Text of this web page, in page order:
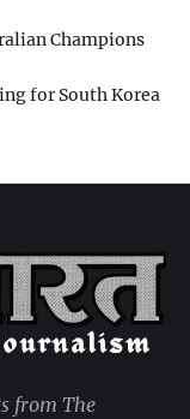
Champions
for South Korea
from The